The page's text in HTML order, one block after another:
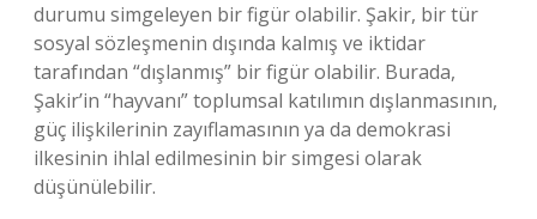
durumu simgeleyen bir figür olabilir. Şakir, bir tür
sosyal sözleşmenin dışında kalmış ve iktidar
tarafından “dışlanmış” bir figür olabilir. Burada,
Şakir’in “hayvanı” toplumsal katılımın dışlanmasının,
güç ilişkilerinin zayıflamasının ya da demokrasi
ilkesinin ihlal edilmesinin bir simgesi olarak
düşünülebilir.